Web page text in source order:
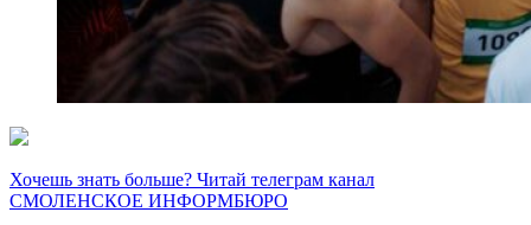
Хочешь знать больше? Читай телеграм канал
СМОЛЕНСКОЕ ИНФОРМБЮРО